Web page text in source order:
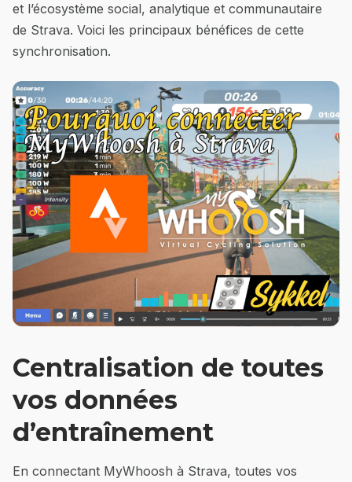
et l’écosystème social, analytique et communautaire
de Strava. Voici les principaux bénéfices de cette
synchronisation.
Centralisation de toutes
vos données
d’entraînement
En connectant MyWhoosh à Strava, toutes vos